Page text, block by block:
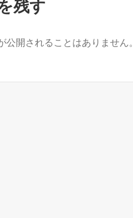
残す
公開されることはありません